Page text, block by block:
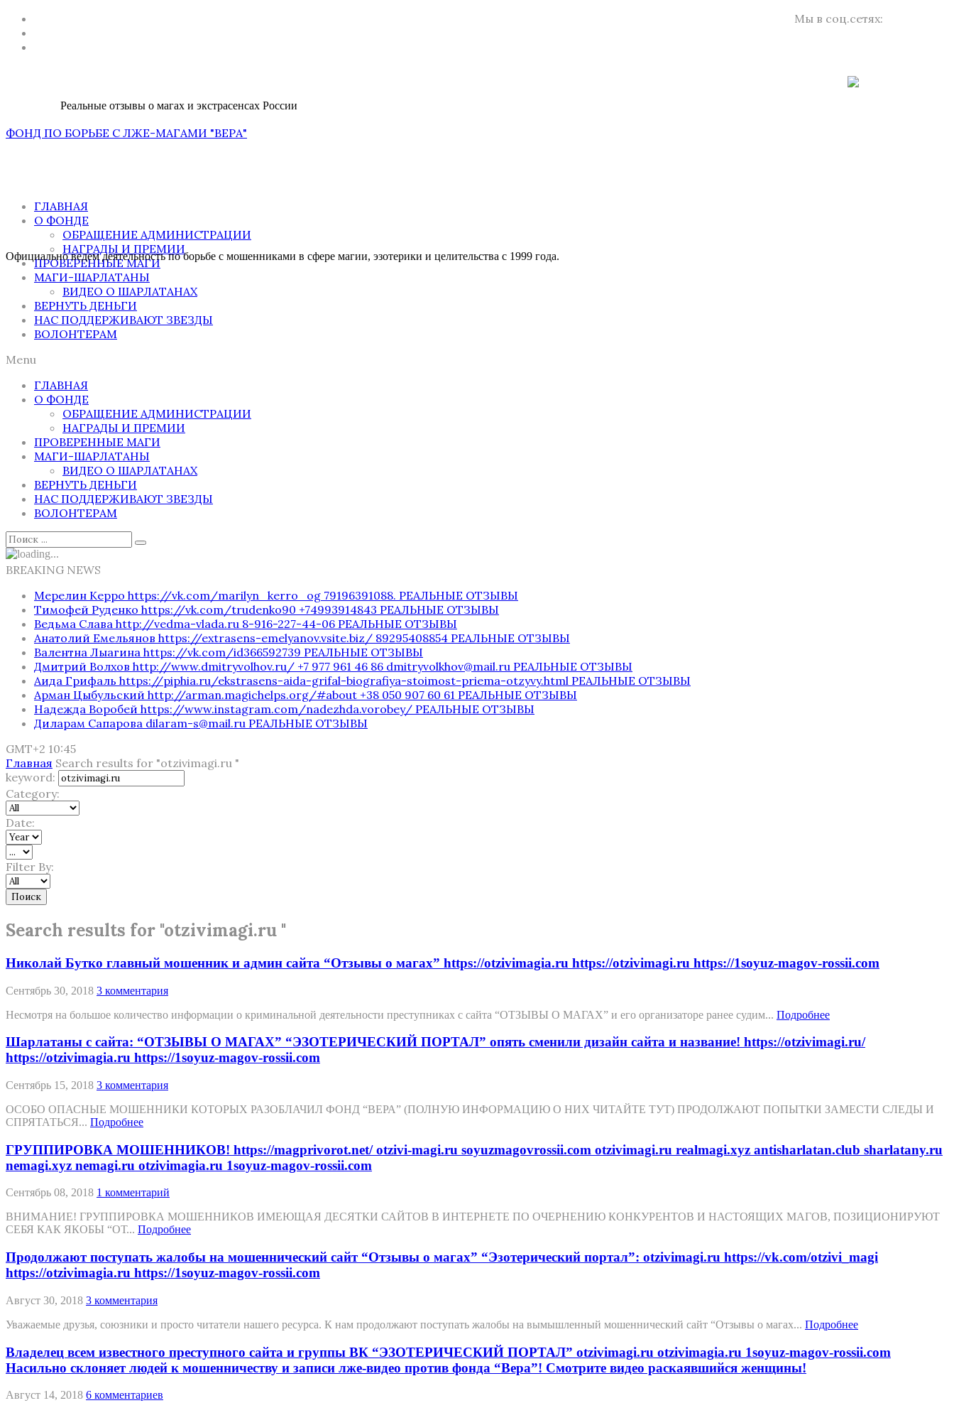
Мы в соц.сетях:
Реальные отзывы о магах и экстрасенсах России
ФОНД ПО БОРЬБЕ С ЛЖЕ-МАГАМИ "ВЕРА"
Официально ведем деятельность по борьбе с мошенниками в сфере магии, эзотерики и целительства с 1999 года.
ГЛАВНАЯ
О ФОНДЕ
ОБРАЩЕНИЕ АДМИНИСТРАЦИИ
НАГРАДЫ И ПРЕМИИ
ПРОВЕРЕННЫЕ МАГИ
МАГИ-ШАРЛАТАНЫ
ВИДЕО О ШАРЛАТАНАХ
ВЕРНУТЬ ДЕНЬГИ
НАС ПОДДЕРЖИВАЮТ ЗВЕЗДЫ
ВОЛОНТЕРАМ
Menu
ГЛАВНАЯ
О ФОНДЕ
ОБРАЩЕНИЕ АДМИНИСТРАЦИИ
НАГРАДЫ И ПРЕМИИ
ПРОВЕРЕННЫЕ МАГИ
МАГИ-ШАРЛАТАНЫ
ВИДЕО О ШАРЛАТАНАХ
ВЕРНУТЬ ДЕНЬГИ
НАС ПОДДЕРЖИВАЮТ ЗВЕЗДЫ
ВОЛОНТЕРАМ
BREAKING NEWS
Мерелин Керро https://vk.com/marilyn_kerro_og 79196391088. РЕАЛЬНЫЕ ОТЗЫВЫ
Тимофей Руденко https://vk.com/trudenko90 +74993914843 РЕАЛЬНЫЕ ОТЗЫВЫ
Ведьма Слава http://vedma-vlada.ru 8-916-227-44-06 РЕАЛЬНЫЕ ОТЗЫВЫ
Анатолий Емельянов https://extrasens-emelyanov.vsite.biz/ 89295408854 РЕАЛЬНЫЕ ОТЗЫВЫ
Валентна Лыагина https://vk.com/id366592739 РЕАЛЬНЫЕ ОТЗЫВЫ
Дмитрий Волхов http://www.dmitryvolhov.ru/ +7 977 961 46 86 dmitryvolkhov@mail.ru РЕАЛЬНЫЕ ОТЗЫВЫ
Аида Грифаль https://piphia.ru/ekstrasens-aida-grifal-biografiya-stoimost-priema-otzyvy.html РЕАЛЬНЫЕ ОТЗЫВЫ
Арман Цыбульский http://arman.magichelps.org/#about +38 050 907 60 61 РЕАЛЬНЫЕ ОТЗЫВЫ
Надежда Воробей https://www.instagram.com/nadezhda.vorobey/ РЕАЛЬНЫЕ ОТЗЫВЫ
Диларам Сапарова dilaram-s@mail.ru РЕАЛЬНЫЕ ОТЗЫВЫ
GMT+2 10:45
Главная Search results for "otzivimagi.ru "
keyword:
Category:
Date:
Filter By:
Поиск
Search results for "otzivimagi.ru "
Николай Бутко главный мошенник и админ сайта “Отзывы о магах” https://otzivimagia.ru https://otzivimagi.ru https://1soyuz-magov-rossii.com
Сентябрь 30, 2018 3 комментария
Несмотря на большое количество информации о криминальной деятельности преступниках с сайта “ОТЗЫВЫ О МАГАХ” и его организаторе ранее судим... Подробнее
Шарлатаны с сайта: “ОТЗЫВЫ О МАГАХ” “ЭЗОТЕРИЧЕСКИЙ ПОРТАЛ” опять сменили дизайн сайта и название! https://otzivimagi.ru/
https://otzivimagia.ru https://1soyuz-magov-rossii.com
Сентябрь 15, 2018 3 комментария
ОСОБО ОПАСНЫЕ МОШЕННИКИ КОТОРЫХ РАЗОБЛАЧИЛ ФОНД “ВЕРА” (ПОЛНУЮ ИНФОРМАЦИЮ О НИХ ЧИТАЙТЕ ТУТ) ПРОДОЛЖАЮТ ПОПЫТКИ ЗАМЕСТИ СЛЕДЫ И
СПРЯТАТЬСЯ... Подробнее
ГРУППИРОВКА МОШЕННИКОВ! https://magprivorot.net/ otzivi-magi.ru soyuzmagovrossii.com otzivimagi.ru realmagi.xyz antisharlatan.club sharlatany.ru
nemagi.xyz nemagi.ru otzivimagia.ru 1soyuz-magov-rossii.com
Сентябрь 08, 2018 1 комментарий
ВНИМАНИЕ! ГРУППИРОВКА МОШЕННИКОВ ИМЕЮЩАЯ ДЕСЯТКИ САЙТОВ В ИНТЕРНЕТЕ ПО ОЧЕРНЕНИЮ КОНКУРЕНТОВ И НАСТОЯЩИХ МАГОВ, ПОЗИЦИОНИРУЮТ
СЕБЯ КАК ЯКОБЫ “ОТ... Подробнее
Продолжают поступать жалобы на мошеннический сайт “Отзывы о магах” “Эзотерический портал”: otzivimagi.ru https://vk.com/otzivi_magi
https://otzivimagia.ru https://1soyuz-magov-rossii.com
Август 30, 2018 3 комментария
Уважаемые друзья, союзники и просто читатели нашего ресурса. К нам продолжают поступать жалобы на вымышленный мошеннический сайт “Отзывы о магах... Подробнее
Владелец всем известного преступного сайта и группы ВК “ЭЗОТЕРИЧЕСКИЙ ПОРТАЛ” otzivimagi.ru otzivimagia.ru 1soyuz-magov-rossii.com
Насильно склоняет людей к мошенничеству и записи лже-видео против фонда “Вера”! Смотрите видео раскаявшийся женщины!
Август 14, 2018 6 комментариев